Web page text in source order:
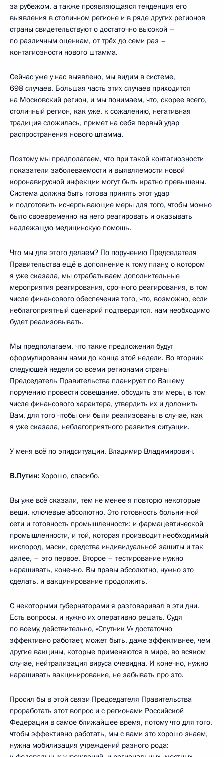
за рубежом, а также проявляющаяся тенденция его
выявления в столичном регионе и в ряде других регионов
страны свидетельствуют о достаточно высокой –
по различным оценкам, от трёх до семи раз –
контагиозности нового штамма.
Сейчас уже у нас выявлено, мы видим в системе,
698 случаев. Большая часть этих случаев приходится
на Московский регион, и мы понимаем, что, скорее всего,
столичный регион, как уже, к сожалению, негативная
традиция сложилась, примет на себя первый удар
распространения нового штамма.
Поэтому мы предполагаем, что при такой контагиозности
показатели заболеваемости и выявляемости новой
коронавирусной инфекции могут быть кратно превышены.
Система должна быть готова принять этот удар
и подготовить исчерпывающие меры для того, чтобы можно
было своевременно на него реагировать и оказывать
надлежащую медицинскую помощь.
Что мы для этого делаем? По поручению Председателя
Правительства ещё в дополнение к тому плану, о котором
я уже сказала, мы отрабатываем дополнительные
мероприятия реагирования, срочного реагирования, в том
числе финансового обеспечения того, что, возможно, если
неблагоприятный сценарий подтвердится, нам необходимо
будет реализовывать.
Мы предполагаем, что такие предложения будут
сформулированы нами до конца этой недели. Во вторник
следующей недели со всеми регионами страны
Председатель Правительства планирует по Вашему
поручению провести совещание, обсудить эти меры, в том
числе финансового характера, утвердить их и доложить
Вам, для того чтобы они были реализованы в случае, как
я уже сказала, неблагоприятного развития ситуации.
У меня всё по эпидситуации, Владимир Владимирович.
В.Путин: Хорошо, спасибо.
Вы уже всё сказали, тем не менее я повторю некоторые
вещи, ключевые абсолютно. Это готовность больничной
сети и готовность промышленности: и фармацевтической
промышленности, и той, которая производит необходимый
кислород, маски, средства индивидуальной защиты и так
далее, – это первое. Второе – тестирование нужно
наращивать, конечно. Вы правы абсолютно, нужно это
сделать, и вакцинирование продолжить.
С некоторыми губернаторами я разговаривал в эти дни.
Есть вопросы, и нужно их оперативно решать. Судя
по всему, действительно, «Спутник V» достаточно
эффективно работает, может быть, даже эффективнее, чем
другие вакцины, которые применяются в мире, во всяком
случае, нейтрализация вируса очевидна. И конечно, нужно
наращивать вакцинирование, не забывать про это.
Просил бы в этой связи Председателя Правительства
проработать этот вопрос и с регионами Российской
Федерации в самое ближайшее время, потому что для того,
чтобы эффективно работать, мы с вами это хорошо знаем,
нужна мобилизация учреждений разного рода: